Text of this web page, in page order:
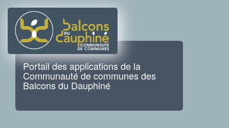
Portail des applications de la
Communauté de communes des
Balcons du Dauphiné